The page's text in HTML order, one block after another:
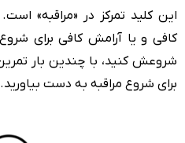
این کلید تمرکز در «مراقبه»
کافی و یا آرامش کافی برای شروع
شروعش کنید، با چندین بار
برای شروع مراقبه به دست